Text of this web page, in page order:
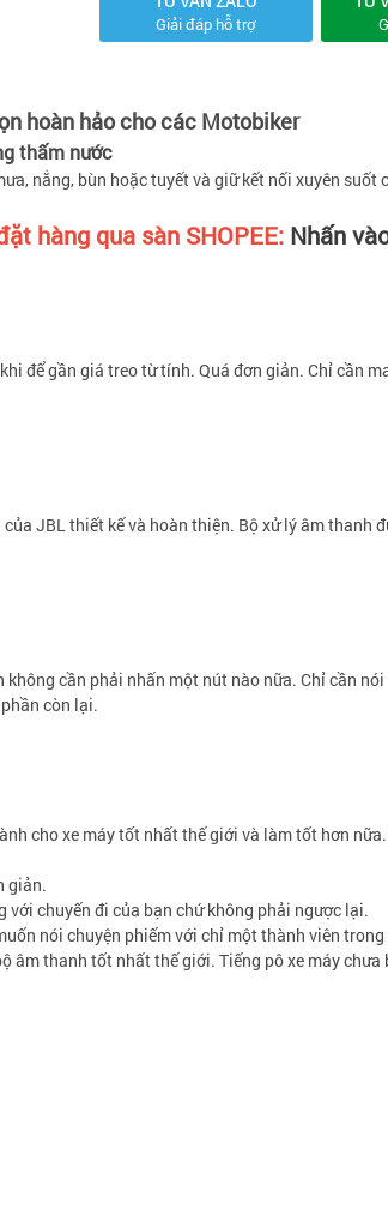
Giải đáp hỗ trợ
hoàn hảo cho các Motobiker
thấm nước
nắng, bùn hoặc tuyết và giữ kết nối xuyên suốt
hàng qua sàn SHOPEE: Nhấn
để gần giá treo từ tính. Quá đơn giản. Chỉ cần
JBL thiết kế và hoàn thiện. Bộ xử lý âm thanh
cần phải nhấn một nút nào nữa. Chỉ cần nói
còn lại.
cho xe máy tốt nhất thế giới và làm tốt hơn
giản.
chuyến đi của bạn chứ không phải ngược lại.
nói chuyện phiếm với chỉ một thành viên trong
thanh tốt nhất thế giới. Tiếng pô xe máy chưa